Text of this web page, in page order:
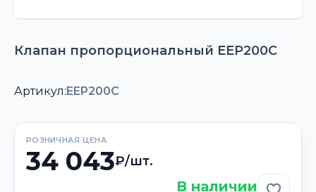
Клапан пропорциональный EEP200C
Артикул:EEP200C
РОЗНИЧНАЯ ЦЕНА
34 043₽/шт.
В наличии